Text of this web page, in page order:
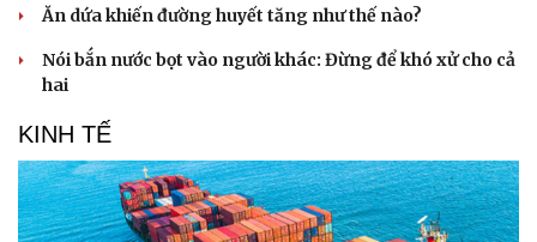
Ăn dứa khiến đường huyết tăng như thế nào?
Nói bắn nước bọt vào người khác: Đừng để khó xử cho cả
hai
KINH TẾ